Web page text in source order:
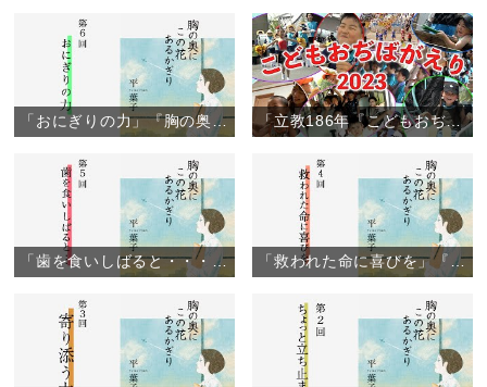
「おにぎりの力」『胸の奥にこの花あるかぎり』（6） 「立教186年『こどもおぢばがえり』閉幕」（2023年8月6日）
「歯を食いしばると・・・」『胸の奥にこの花あるかぎり』（5） 「救われた命に喜びを」『胸の奥にこの花あるかぎり』（4）